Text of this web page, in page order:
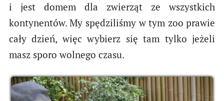
i jest domem dla zwierząt ze wszystkich
kontynentów. My spędziliśmy w tym zoo prawie
cały dzień, więc wybierz się tam tylko jeżeli
masz sporo wolnego czasu.